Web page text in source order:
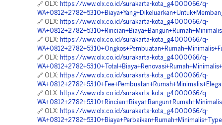
🔗 OLX: https://www.olx.co.id/surakarta-kota_g4000066/q-
🔗 OLX: https://www.olx.co.id/surakarta-kota_g4000066/q-
🔗 OLX: https://www.olx.co.id/surakarta-kota_g4000066/q-
🔗 OLX: https://www.olx.co.id/surakarta-kota_g4000066/q-
🔗 OLX: https://www.olx.co.id/surakarta-kota_g4000066/q-
🔗 OLX: https://www.olx.co.id/surakarta-kota_g4000066/q-
🔗 OLX: https://www.olx.co.id/surakarta-kota_g4000066/q-